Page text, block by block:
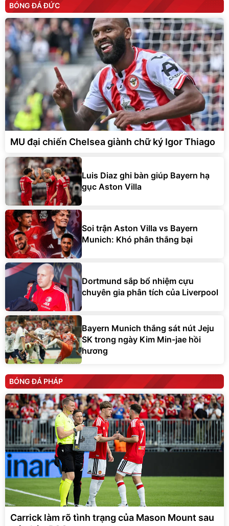
BÓNG ĐÁ ĐỨC
MU đại chiến Chelsea giành chữ ký Igor Thiago
Luis Diaz ghi bàn giúp Bayern hạ
gục Aston Villa
Soi trận Aston Villa vs Bayern
Munich: Khó phân thắng bại
Dortmund sắp bổ nhiệm cựu
chuyên gia phân tích của Liverpool
Bayern Munich thắng sát nút Jeju
SK trong ngày Kim Min-jae hồi
hương
BÓNG ĐÁ PHÁP
Carrick làm rõ tình trạng của Mason Mount sau